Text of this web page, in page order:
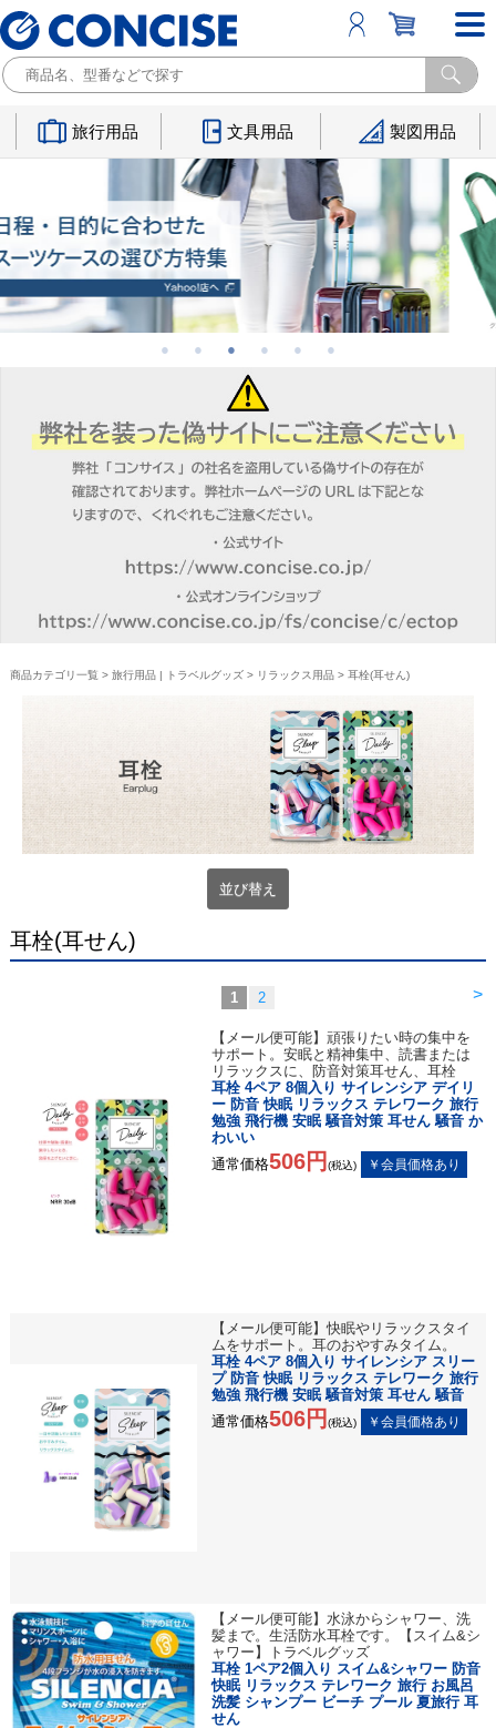
旅行用品 文具用品 製図用品
商品カテゴリ一覧 > 旅行用品 | トラベルグッズ> リラックス用品> 耳栓(耳せん)
並び替え
耳栓(耳せん)
>
1 2
【メール便可能】頑張りたい時の集中を
サポート。安眠と精神集中、読書または
リラックスに、防音対策耳せん、耳栓
耳栓 4ペア 8個入り サイレンシア デイリ
ー 防音 快眠 リラックス テレワーク 旅行
勉強 飛行機 安眠 騒音対策 耳せん 騒音 か
わいい
通常価格506円 (税込)
【メール便可能】快眠やリラックスタイ
ムをサポート。耳のおやすみタイム。
耳栓 4ペア 8個入り サイレンシア スリー
プ 防音 快眠 リラックス テレワーク 旅行
勉強 飛行機 安眠 騒音対策 耳せん 騒音
通常価格506円 (税込)
【メール便可能】水泳からシャワー、洗
髪まで。生活防水耳栓です。【スイム&シ
ャワー】トラベルグッズ
耳栓 1ペア2個入り スイム&シャワー 防音
快眠 リラックス テレワーク 旅行 お風呂
洗髪 シャンプー ビーチ プール 夏旅行 耳
せん